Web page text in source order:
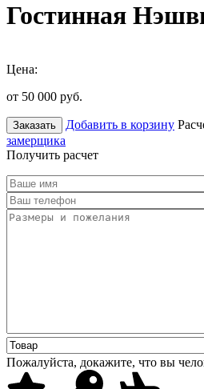
Гостинная
Цена:
от 50 000 руб.
Заказать Добавить в корзину
замерщика
Получить расчет
Пожалуйста, докажите, что вы